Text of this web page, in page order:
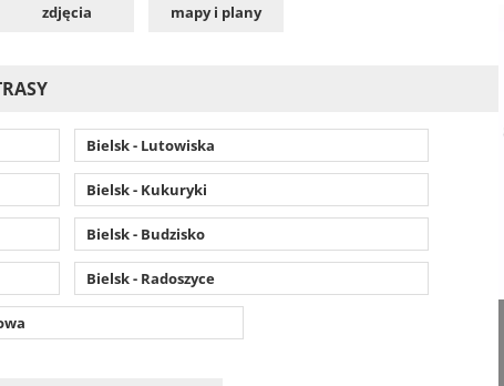
zdjęcia mapy i plany
Bielsk - Lutowiska
Bielsk - Kukuryki
Bielsk - Budzisko
Bielsk - Radoszyce